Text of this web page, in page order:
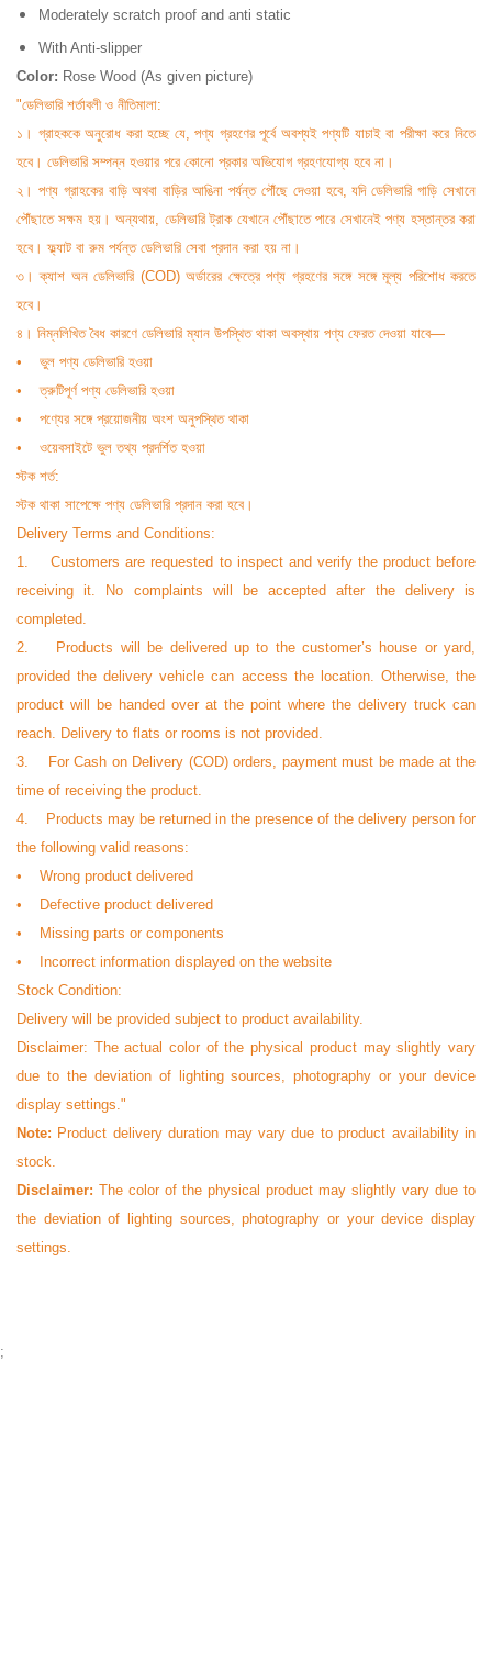
Moderately scratch proof and anti static
With Anti-slipper
Color: Rose Wood (As given picture)
"ডেলিভারি শর্তাবলী ও নীতিমালা:
১। গ্রাহককে অনুরোধ করা হচ্ছে যে, পণ্য গ্রহণের পূর্বে অবশ্যই পণ্যটি যাচাই বা পরীক্ষা করে নিতে
হবে। ডেলিভারি সম্পন্ন হওয়ার পরে কোনো প্রকার অভিযোগ গ্রহণযোগ্য হবে না।
২। পণ্য গ্রাহকের বাড়ি অথবা বাড়ির আঙিনা পর্যন্ত পৌঁছে দেওয়া হবে, যদি ডেলিভারি গাড়ি সেখানে
পৌঁছাতে সক্ষম হয়। অন্যথায়, ডেলিভারি ট্রাক যেখানে পৌঁছাতে পারে সেখানেই পণ্য হস্তান্তর করা
হবে। ফ্ল্যাট বা রুম পর্যন্ত ডেলিভারি সেবা প্রদান করা হয় না।
৩। ক্যাশ অন ডেলিভারি (COD) অর্ডারের ক্ষেত্রে পণ্য গ্রহণের সঙ্গে সঙ্গে মূল্য পরিশোধ করতে
হবে।
৪। নিম্নলিখিত বৈধ কারণে ডেলিভারি ম্যান উপস্থিত থাকা অবস্থায় পণ্য ফেরত দেওয়া যাবে—
• ভুল পণ্য ডেলিভারি হওয়া
• ত্রুটিপূর্ণ পণ্য ডেলিভারি হওয়া
• পণ্যের সঙ্গে প্রয়োজনীয় অংশ অনুপস্থিত থাকা
• ওয়েবসাইটে ভুল তথ্য প্রদর্শিত হওয়া
স্টক শর্ত:
স্টক থাকা সাপেক্ষে পণ্য ডেলিভারি প্রদান করা হবে।
Delivery Terms and Conditions:
1. Customers are requested to inspect and verify the product before
receiving it. No complaints will be accepted after the delivery is
completed.
2. Products will be delivered up to the customer’s house or yard,
provided the delivery vehicle can access the location. Otherwise, the
product will be handed over at the point where the delivery truck can
reach. Delivery to flats or rooms is not provided.
3. For Cash on Delivery (COD) orders, payment must be made at the
time of receiving the product.
4. Products may be returned in the presence of the delivery person for
the following valid reasons:
• Wrong product delivered
• Defective product delivered
• Missing parts or components
• Incorrect information displayed on the website
Stock Condition:
Delivery will be provided subject to product availability.
Disclaimer: The actual color of the physical product may slightly vary
due to the deviation of lighting sources, photography or your device
display settings."
Note: Product delivery duration may vary due to product availability in
stock.
Disclaimer: The color of the physical product may slightly vary due to
the deviation of lighting sources, photography or your device display
settings.
;